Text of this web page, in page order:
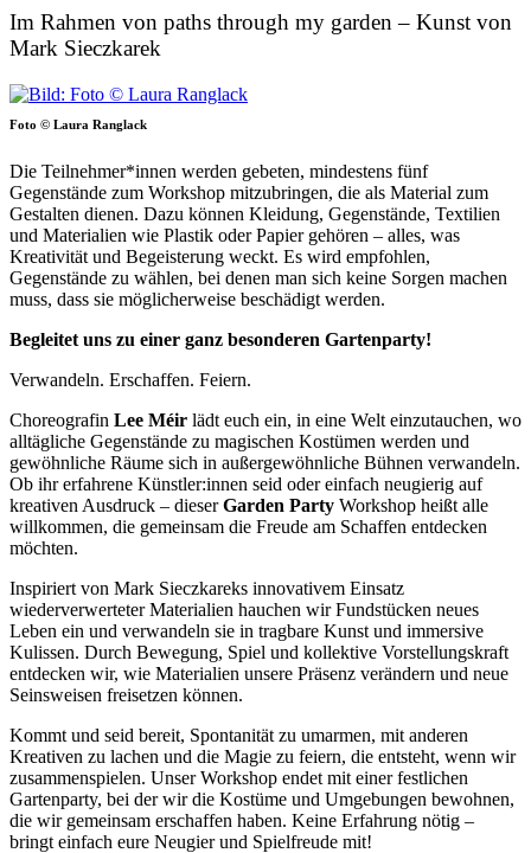
Im Rahmen von paths through my garden – Kunst von
Mark Sieczkarek
Foto © Laura Ranglack
Die Teilnehmer*innen werden gebeten, mindestens fünf
Gegenstände zum Workshop mitzubringen, die als Material zum
Gestalten dienen. Dazu können Kleidung, Gegenstände, Textilien
und Materialien wie Plastik oder Papier gehören – alles, was
Kreativität und Begeisterung weckt. Es wird empfohlen,
Gegenstände zu wählen, bei denen man sich keine Sorgen machen
muss, dass sie möglicherweise beschädigt werden.
Begleitet uns zu einer ganz besonderen Gartenparty!
Verwandeln. Erschaffen. Feiern.
Choreografin Lee Méir lädt euch ein, in eine Welt einzutauchen, wo
alltägliche Gegenstände zu magischen Kostümen werden und
gewöhnliche Räume sich in außergewöhnliche Bühnen verwandeln.
Ob ihr erfahrene Künstler:innen seid oder einfach neugierig auf
kreativen Ausdruck – dieserGarden Party Workshop heißt alle
willkommen, die gemeinsam die Freude am Schaffen entdecken
möchten.
Inspiriert von Mark Sieczkareks innovativem Einsatz
wiederverwerteter Materialien hauchen wir Fundstücken neues
Leben ein und verwandeln sie in tragbare Kunst und immersive
Kulissen. Durch Bewegung, Spiel und kollektive Vorstellungskraft
entdecken wir, wie Materialien unsere Präsenz verändern und neue
Seinsweisen freisetzen können.
Kommt und seid bereit, Spontanität zu umarmen, mit anderen
Kreativen zu lachen und die Magie zu feiern, die entsteht, wenn wir
zusammenspielen. Unser Workshop endet mit einer festlichen
Gartenparty, bei der wir die Kostüme und Umgebungen bewohnen,
die wir gemeinsam erschaffen haben. Keine Erfahrung nötig –
bringt einfach eure Neugier und Spielfreude mit!